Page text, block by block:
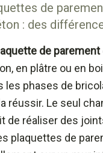
de
: des
de parement
en plâtre ou en
les phases de
réussir. Le seul
de réaliser des
plaquettes de